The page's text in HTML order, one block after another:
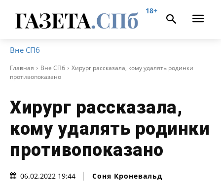
18+
Вне СПб
Главная Вне СПб
Хирург рассказала, кому удалять родинки
противопоказано
Хирург рассказала,
кому удалять родинки
противопоказано
06.02.2022 19:44 Соня Кроневальд